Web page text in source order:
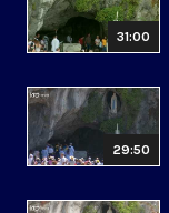
31:00
29:50